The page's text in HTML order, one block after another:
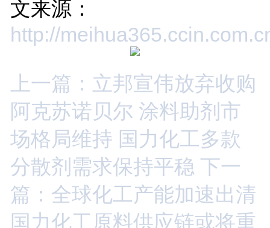
文来源：
http://
上一篇：立邦宣伟放弃收购
阿克苏诺贝尔 涂料助剂市
场格局维持 国力化工多款
分散剂需求保持平稳 下一
篇：全球化工产能加速出清
国力化工原料供应链或将重